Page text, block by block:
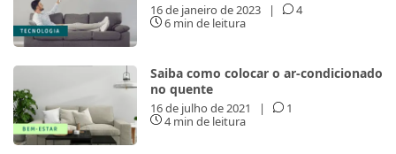
16 de janeiro de 2023 |
4
6 min de leitura
Saiba como colocar o ar-condicionado
no quente
16 de julho de 2021 |
1
4 min de leitura